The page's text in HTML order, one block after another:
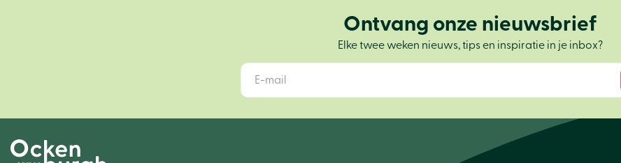
Ontvang onze nieuwsbrief
Elke twee weken nieuws, tips en inspiratie in je inbox?